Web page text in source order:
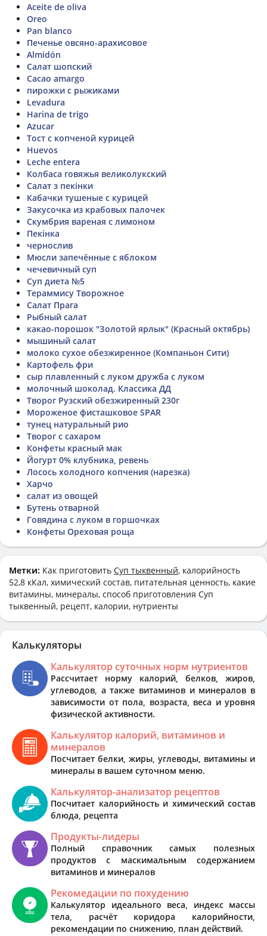
Aceite de oliva
Oreo
Pan blanco
Печенье овсяно-арахисовое
Almidón
Салат шопский
Cacao amargo
пирожки с рыжиками
Levadura
Harina de trigo
Azucar
Тост с копченой курицей
Huevos
Leche entera
Колбаса говяжья великолукский
Салат з пекінки
Кабачки тушеные с курицей
Закусочка из крабовых палочек
Скумбрия вареная с лимоном
Пекінка
чернослив
Мюсли запечённые с яблоком
чечевичный суп
Суп диета №5
Тераммису Творожное
Салат Прага
Рыбный салат
какао-порошок "Золотой ярлык" (Красный октябрь)
мышиный салат
молоко сухое обезжиренное (Компаньон Сити)
Картофель фри
сыр плавленный с луком дружба с луком
молочный шоколад. Классика ДД
Творог Рузский обезжиренный 230г
Мороженое фисташковое SPAR
тунец натуральный рио
Творог с сахаром
Конфеты красный мак
Йогурт 0% клубника, ревень
Лосось холодного копчения (нарезка)
Харчо
салат из овощей
Бутень отварной
Говядина с луком в горшочках
Конфеты Ореховая роща
Метки: Как приготовить Суп тыквенный, калорийность
52,8 кКал, химический состав, питательная ценность, какие
витамины, минералы, способ приготовления Суп
тыквенный, рецепт, калории, нутриенты
Калькуляторы
Калькулятор суточных норм нутриентов
Рассчитает норму калорий, белков, жиров,
углеводов, а также витаминов и минералов в
зависимости от пола, возраста, веса и уровня
физической активности.
Калькулятор калорий, витаминов и
минералов
Посчитает белки, жиры, углеводы, витамины и
минералы в вашем суточном меню.
Калькулятор-анализатор рецептов
Посчитает калорийность и химический состав
блюда, рецепта
Продукты-лидеры
Полный справочник самых полезных
продуктов с маскимальным содержанием
витаминов и минералов
Рекомедации по похудению
Калькулятор идеального веса, индекс массы
тела, расчёт коридора калорийности,
рекомендации по снижению, план действий.